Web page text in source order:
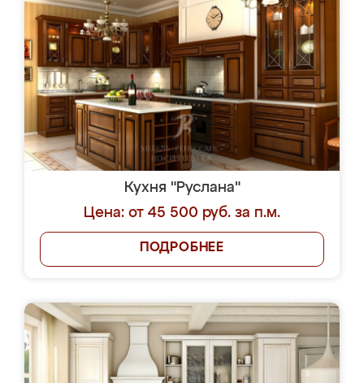
Кухня "Руслана"
Цена: от 45 500 руб. за п.м.
ПОДРОБНЕЕ